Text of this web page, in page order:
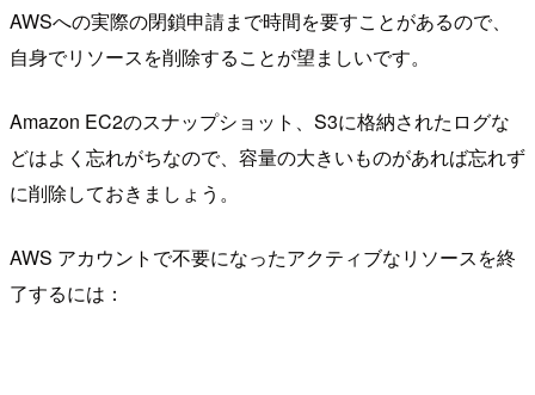
AWSへの実際の閉鎖申請まで時間を要すことがあるので、
自身でリソースを削除することが望ましいです。
Amazon EC2のスナップショット、S3に格納されたログな
どはよく忘れがちなので、容量の大きいものがあれば忘れず
に削除しておきましょう。
AWS アカウントで不要になったアクティブなリソースを終
了するには：